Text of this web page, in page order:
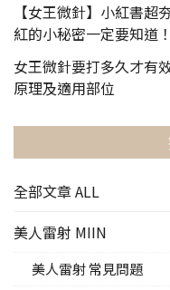
【女王微針】小紅書
紅的小秘密一定要知道！
女王微針要打多久才有
原理及適用部位
全部文章 ALL
美人雷射 MIIN
美人雷射 常見問題